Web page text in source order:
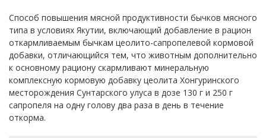
Способ повышения мясной продуктивности бычков мясного
типа в условиях Якутии, включающий добавление в рацион
откармливаемым бычкам цеолито-сапропелевой кормовой
добавки, отличающийся тем, что животным дополнительно
к основному рациону скармливают минеральную
комплексную кормовую добавку цеолита Хонгуринского
месторождения Сунтарского улуса в дозе 130 г и 250 г
сапропеля на одну голову два раза в день в течение
откорма.